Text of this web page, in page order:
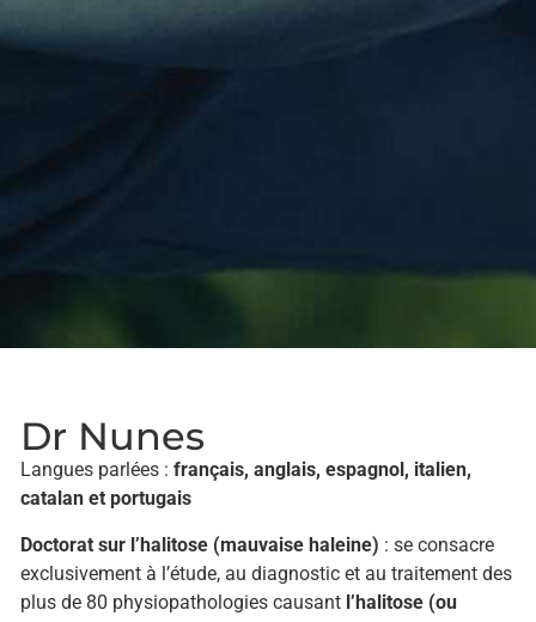
Dr Nunes
Langues parlées : français, anglais, espagnol, italien,
catalan et portugais
Doctorat sur l’halitose (mauvaise haleine) : se consacre
exclusivement à l’étude, au diagnostic et au traitement des
plus de 80 physiopathologies causant l’halitose (ou